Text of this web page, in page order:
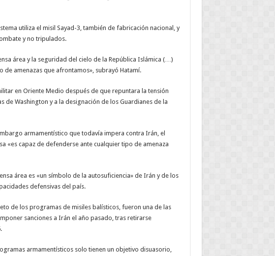
utiliza el misil Sayad-3, también de fabricación nacional, y
y no tripulados.
área y la seguridad del cielo de la República Islámica (…)
de amenazas que afrontamos», subrayó Hatamí.
en Oriente Medio después de que repuntara la tensión
de Washington y a la designación de los Guardianes de la
armamentístico que todavía impera contra Irán, el
«es capaz de defenderse ante cualquier tipo de amenaza
área es «un símbolo de la autosuficiencia» de Irán y de los
defensivas del país.
de los programas de misiles balísticos, fueron una de las
sanciones a Irán el año pasado, tras retirarse
armamentísticos solo tienen un objetivo disuasorio,